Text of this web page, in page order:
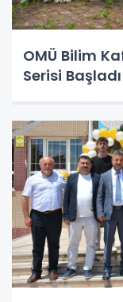
OMÜ Bilim
Serisi Başladı